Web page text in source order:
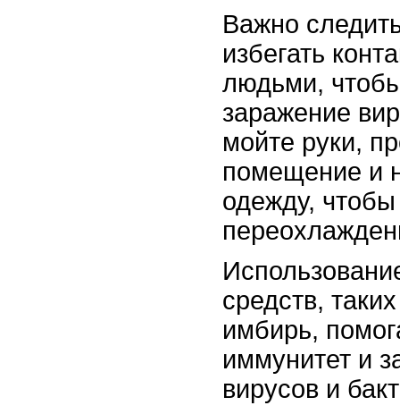
Важно
избегать
людьми,
заражение
мойте руки,
помещение и
одежду,
средств,
имбирь,
иммунитет и
вирусов и